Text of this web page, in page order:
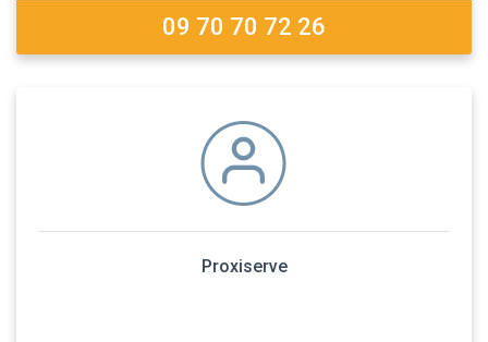
09 70 70 72 26
Proxiserve